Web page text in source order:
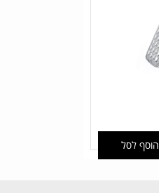
הוסף לסל